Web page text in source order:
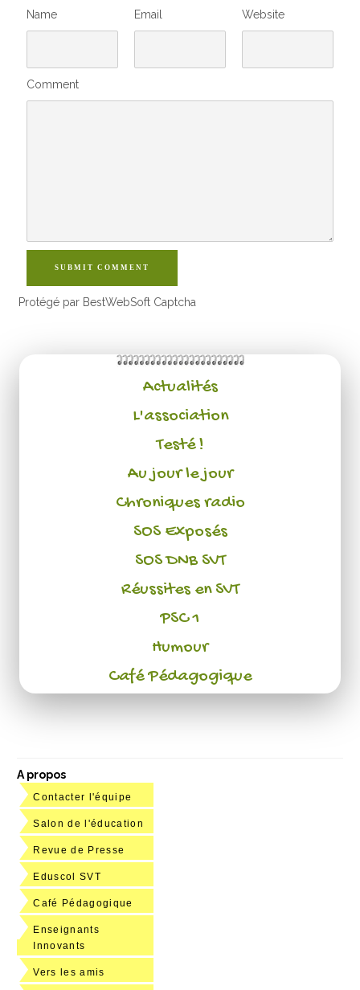
Name Email Website
Comment
SUBMIT COMMENT
Protégé par BestWebSoft Captcha
Actualités
L'association
Testé !
Au jour le jour
Chroniques radio
SOS Exposés
SOS DNB SVT
Réussites en SVT
PSC 1
Humour
Café Pédagogique
A propos
Contacter l'équipe
Salon de l'éducation
Revue de Presse
Eduscol SVT
Café Pédagogique
Enseignants
Innovants
Vers les amis